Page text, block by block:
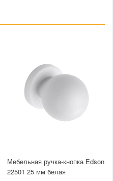
Мебельная ручка-кнопка Edson
22501 25 мм белая